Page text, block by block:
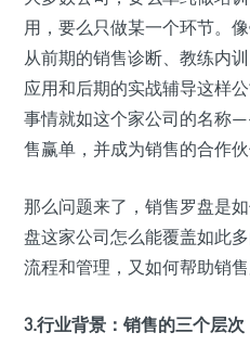
用，要么只做某一个环节。
从前期的销售诊断、教练内
应用和后期的实战辅导这样
事情就如这个家公司的名称
售赢单，并成为销售的合作伙
那么问题来了，销售罗盘是
盘这家公司怎么能覆盖如此
流程和管理，又如何帮助销售
3.行业背景：销售的三个层次